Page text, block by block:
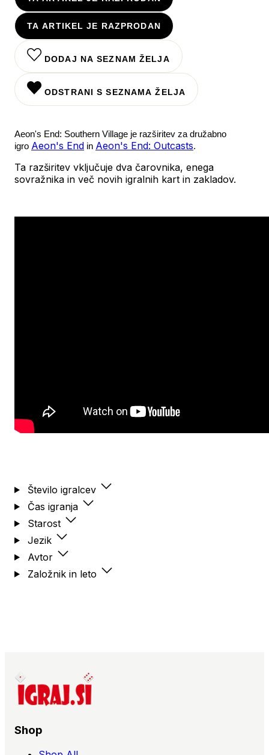
TA ARTIKEL JE RAZPRODAN
DODAJ NA SEZNAM ŽELJA
ODSTRANI S SEZNAMA ŽELJA
Aeon's End: Southern Village je razširitev za družabno
igro Aeon's End in Aeon's End: Outcasts.
Ta razširitev vključuje dva čarovnika, enega
sovražnika in več novih igralnih kart in zakladov.
Število igralcev
Čas igranja
Starost
Jezik
Avtor
Založnik in leto
Shop